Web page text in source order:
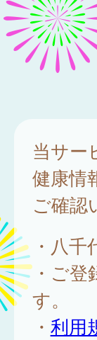
当サー
健康情
ご確認
・八
・ご登
す。
・ 利用